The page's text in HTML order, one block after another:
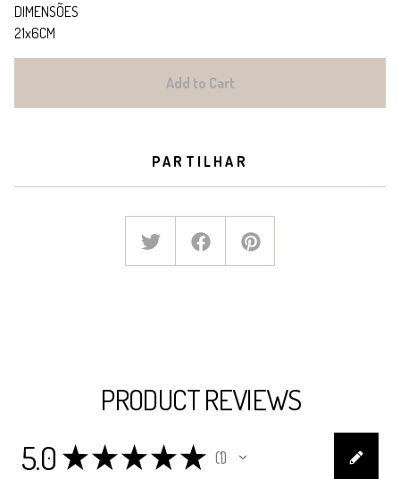
DIMENSÕES
21x6CM
Add to Cart
PARTILHAR
PRODUCT REVIEWS
5.0 ★★★★★ 1